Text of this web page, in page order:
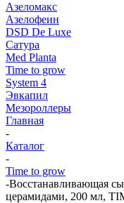
Азеломакс
Азелофеин
DSD De Luxe
Сатура
Med Planta
Time to grow
System 4
Эвкапил
Мезороллеры
Главная
-
Каталог
-
Time to grow
-Восстанавливающая
церамидами, 200 мл,